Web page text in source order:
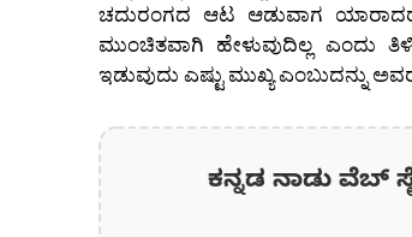
ಚದುರಂಗದ ಆಟ ಆಡುವಾಗ
ಮುಂಚಿತವಾಗಿ ಹೇಳುವುದಿಲ್ಲ
ಇಡುವುದು ಎಷ್ಟು ಮುಖ್ಯ ಎಂಬುದನ್ನು
ಕನ್ನಡ ನಾಡು ವೆಬ್